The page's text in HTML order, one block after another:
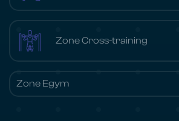
Zone Cross-training
Zone Egym